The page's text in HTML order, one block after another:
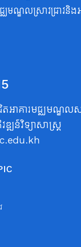
មណ្ឌលស្រាវជ្រាវនិងអ
អាគារមជ្ឈមណ្ឌលស
ឍន៍វិទ្យាសាស្ត្រ